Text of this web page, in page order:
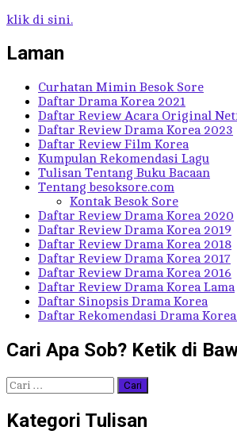
klik di sini.
Laman
Curhatan Mimin Besok Sore
Daftar Drama Korea 2021
Daftar Review Acara Original
Daftar Review Drama Korea 2023
Daftar Review Film Korea
Kumpulan Rekomendasi Lagu
Tulisan Tentang Buku Bacaan
Tentang besoksore.com
Kontak Besok Sore
Daftar Review Drama Korea 2020
Daftar Review Drama Korea 2019
Daftar Review Drama Korea 2018
Daftar Review Drama Korea 2017
Daftar Review Drama Korea 2016
Daftar Review Drama Korea Lama
Daftar Sinopsis Drama Korea
Daftar Rekomendasi Drama
Cari Apa Sob? Ketik di
Cari
Kategori Tulisan